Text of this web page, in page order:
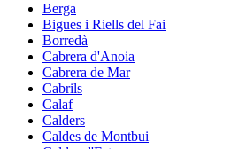
Berga
Bigues i Riells del Fai
Borredà
Cabrera d'Anoia
Cabrera de Mar
Cabrils
Calaf
Calders
Caldes de Montbui